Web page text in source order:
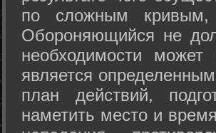
по сложным кривым,
Обороняющийся не
необходимости может
является
план действий,
наметить место и